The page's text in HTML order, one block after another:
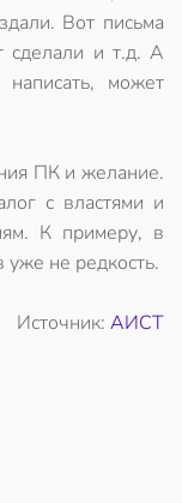
Вот письма
сделали и т.д. А
может
ПК и желание.
с властями и
К примеру, в
не редкость.
Источник: АИСТ